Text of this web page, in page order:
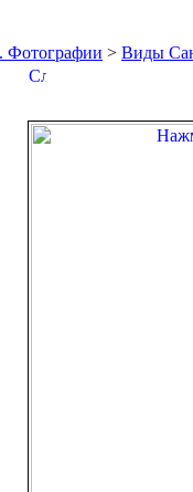
Фотографии > Виды